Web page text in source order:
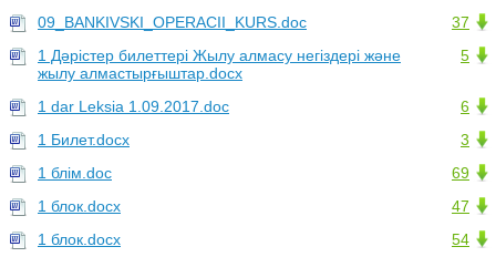
37
09_BANKIVSKI_OPERACII_KURS.doc
5
1 Дәрістер билеттері Жылу алмасу негіздері және
жылу алмастырғыштар.docx
6
1 dar Leksia 1.09.2017.doc
3
1 Билет.docx
69
1 блім.doc
47
1 блок.docx
54
1 блок.docx